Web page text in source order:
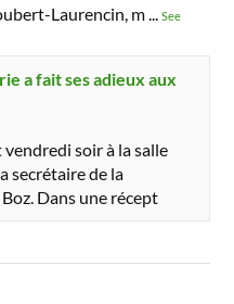
Laurencin, m...See
a fait ses adieux aux
soir à la salle
secrétaire de la
Dans une récept